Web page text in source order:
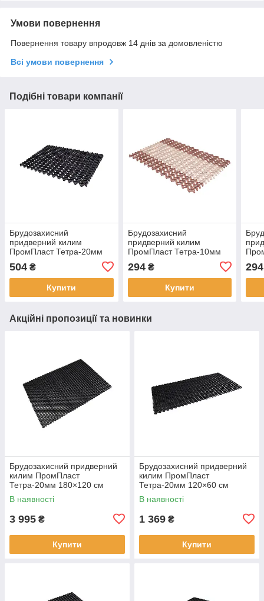
Умови повернення
Повернення товару впродовж 14 днів за домовленістю
Всі умови повернення
Подібні товари компанії
Брудозахисний
придверний килим
ПромПласт Тетра-20мм
504 ₴
Купити
Брудозахисний
придверний килим
ПромПласт Тетра-10мм
бежевий V2
294₴
Купити
294
Акційні пропозиції та новинки
Брудозахисний придверний
килим ПромПласт
Тетра-20мм 180×120 см
чорний
В наявності
3 995 ₴
Купити
Брудозахисний придверний
килим ПромПласт
Тетра-20мм 120×60 см
чорний
В наявності
1 369 ₴
Купити